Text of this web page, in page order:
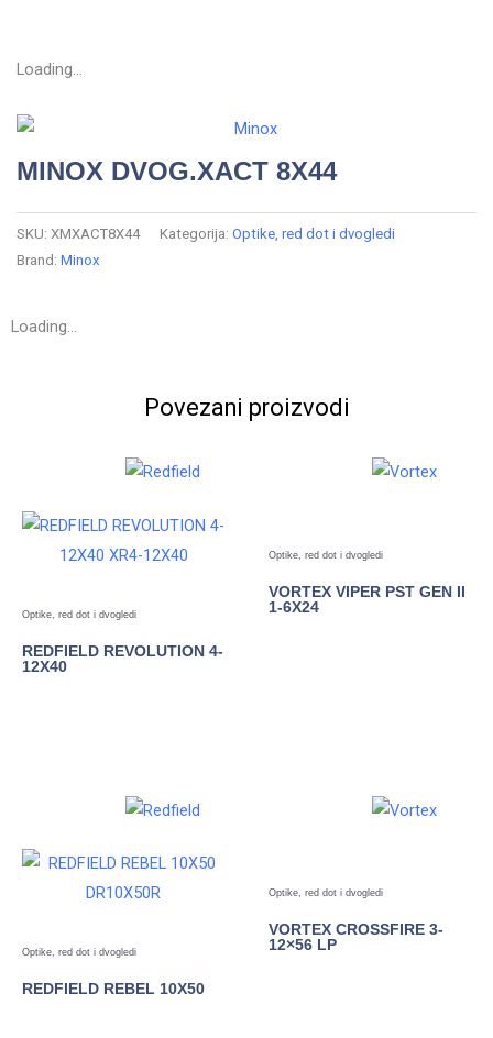
Loading...
MINOX DVOG.XACT 8X44
SKU: XMXACT8X44 Kategorija: Optike, red dot i dvogledi
Brand: Minox
Loading...
Povezani proizvodi
Optike, red dot i dvogledi
REDFIELD REVOLUTION 4-
12X40
Optike, red dot i dvogledi
VORTEX VIPER PST GEN II
1-6X24
Optike, red dot i dvogledi
REDFIELD REBEL 10X50
Optike, red dot i dvogledi
VORTEX CROSSFIRE 3-
12×56 LP